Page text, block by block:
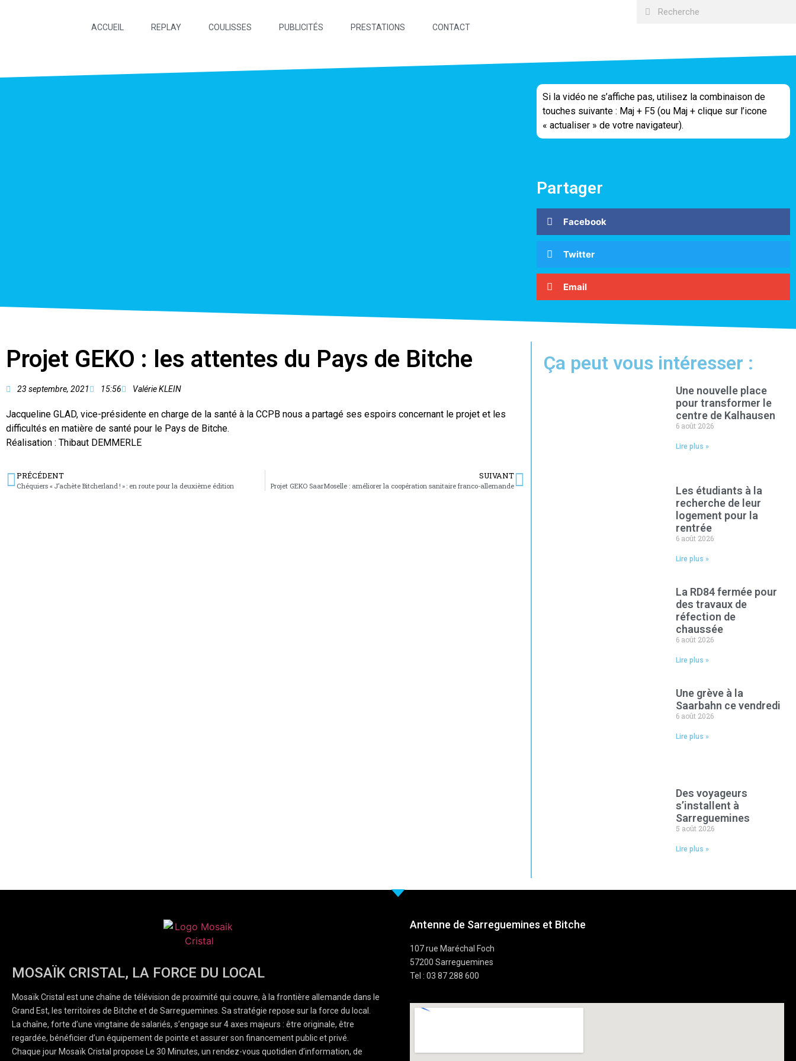
ACCUEIL REPLAY COULISSES PUBLICITÉS PRESTATIONS CONTACT
Si la vidéo ne s’affiche pas, utilisez la combinaison de
touches suivante : Maj + F5 (ou Maj + clique sur l’icone
« actualiser » de votre navigateur).
Partager
Facebook
Twitter
Email
Projet GEKO : les attentes du Pays de Bitche
23 septembre, 2021 15:56 Valérie KLEIN
Jacqueline GLAD, vice-présidente en charge de la santé à la CCPB nous a partagé ses espoirs concernant le projet et les
difficultés en matière de santé pour le Pays de Bitche.
Réalisation : Thibaut DEMMERLE
PRÉCÉDENT
Chéquiers « J’achète Bitcherland ! » : en route pour la deuxième édition
SUIVANT
Projet GEKO SaarMoselle : améliorer la coopération sanitaire franco-allemande
Ça peut vous intéresser :
Une nouvelle place
pour transformer le
centre de Kalhausen
6 août 2026
Lire plus »
Les étudiants à la
recherche de leur
logement pour la
rentrée
6 août 2026
Lire plus »
La RD84 fermée pour
des travaux de
réfection de
chaussée
6 août 2026
Lire plus »
Une grève à la
Saarbahn ce vendredi
6 août 2026
Lire plus »
Des voyageurs
s’installent à
Sarreguemines
5 août 2026
Lire plus »
MOSAÏK CRISTAL, LA FORCE DU LOCAL
Mosaïk Cristal est une chaîne de télévision de proximité qui couvre, à la frontière allemande dans le
Grand Est, les territoires de Bitche et de Sarreguemines. Sa stratégie repose sur la force du local.
La chaîne, forte d’une vingtaine de salariés, s’engage sur 4 axes majeurs : être originale, être
regardée, bénéficier d’un équipement de pointe et assurer son financement public et privé.
Chaque jour Mosaïk Cristal propose Le 30 Minutes, un rendez-vous quotidien d’information, de
Antenne de Sarreguemines et Bitche
107 rue Maréchal Foch
57200 Sarreguemines
Tel : 03 87 288 600